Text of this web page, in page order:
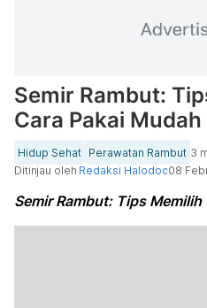
Semir Rambut:
Cara Pakai Mudah
Hidup Sehat Perawatan Rambut 3
Ditinjau oleh Redaksi Halodoc08
Semir Rambut: Tips